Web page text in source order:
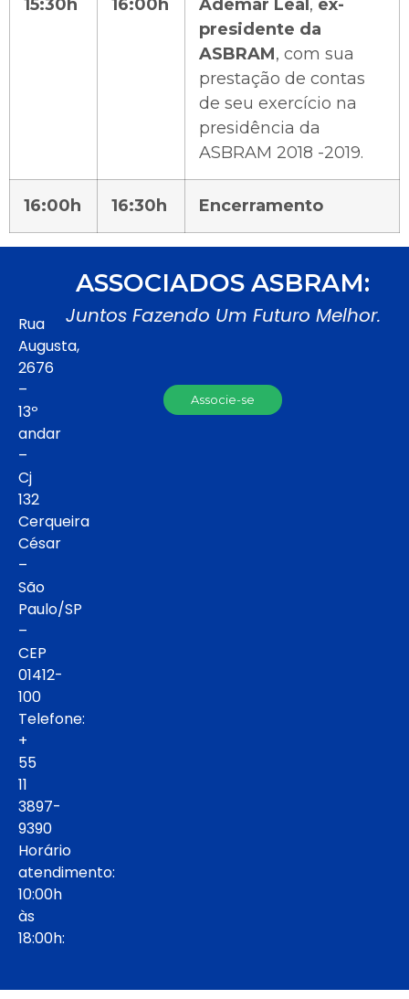
15:30h 16:00h Ademar Leal, ex-
presidente da
ASBRAM, com sua
prestação de contas
de seu exercício na
presidência da
ASBRAM 2018 -2019.
16:00h 16:30h Encerramento
Rua
Augusta,
2676
–
13º
andar
–
Cj
132
Cerqueira
César
–
São
Paulo/SP
–
CEP
01412-
100
Telefone:
+
55
11
3897-
9390
Horário
atendimento:
10:00h
às
18:00h:
ASSOCIADOS ASBRAM:
Juntos Fazendo Um Futuro Melhor.
Associe-se